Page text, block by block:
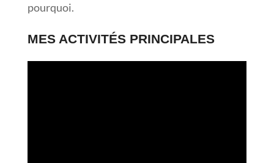
pourquoi.
MES ACTIVITÉS PRINCIPALES